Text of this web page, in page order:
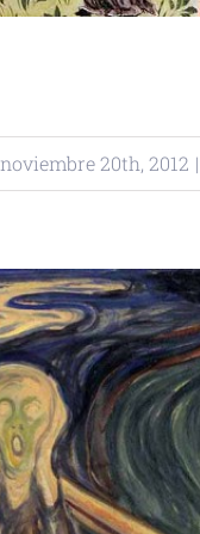
noviembre 20th, 2012 |